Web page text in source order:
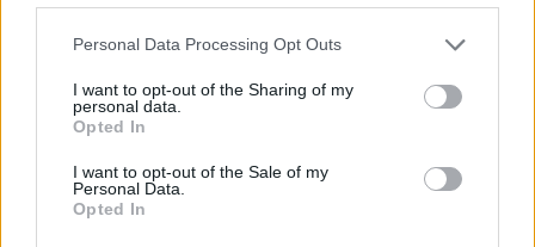
Please note that this website/app uses one or more Google
not limited to your visit or usage behaviour. You may click to
grant or deny consent to Google and its third-party tags to
use your data for below specified purposes in below Google
consent section.
Personal Data Processing Opt Outs
I want to opt-out of the Sharing of my
personal data.
Opted In
I want to opt-out of the Sale of my
Personal Data.
Opted In
Δυτικού Νείλου με κρούσματα στην Αττική
Αθηνών για την προστασία της δημόσιας
υγείας
Εκκενώθηκε πολυκατοικία
Νέος «Αντεροβγάλτης» στο Λονδίνο βίαζε
και δολοφονούσε ιερόδουλες – Είχε